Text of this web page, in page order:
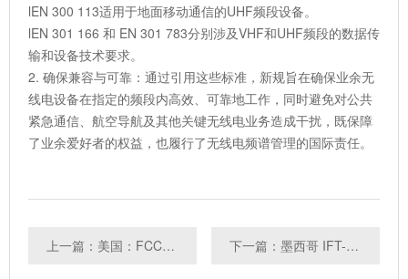
lEN 300 113适用于地面移动通信的UHF频段设备。
lEN 301 166 和 EN 301 783分别涉及VHF和UHF频段的数据传
输和设备技术要求。
2. 确保兼容与可靠：通过引用这些标准，新规旨在确保业余无
线电设备在指定的频段内高效、可靠地工作，同时避免对公共
紧急通信、航空导航及其他关键无线电业务造成干扰，既保障
了业余爱好者的权益，也履行了无线电频谱管理的国际责任。
上一篇：美国：FCC发布关于涵盖清单（Cover List）的第二份报告与命令草案 下一篇：墨西哥 IFT-017-2023 实施日期临近